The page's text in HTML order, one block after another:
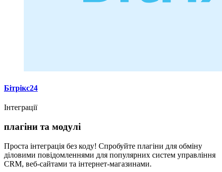
Бітрікс24
Інтеграції
плагіни та модулі
Проста інтеграція без коду! Спробуйте плагіни для обміну
діловими повідомленнями для популярних систем управління
CRM, веб-сайтами та інтернет-магазинами.